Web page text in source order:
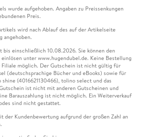
wurde aufgehoben. Angaben zu Preissenkungen
Preis.
wird nach Ablauf des auf der Artikelseite
angehoben.
bis einschließlich 10.08.2026. Sie können den
unter www.hugendubel.de. Keine Bestellung
Filiale möglich. Der Gutschein ist nicht gültig für
(deutschsprachige Bücher und eBooks) sowie für
(4016621130466), tolino select und das
ist nicht mit anderen Gutscheinen und
Barauszahlung ist nicht möglich. Ein Weiterverkauf
sind nicht gestattet.
der Kundenbewertung aufgrund der großen Zahl an